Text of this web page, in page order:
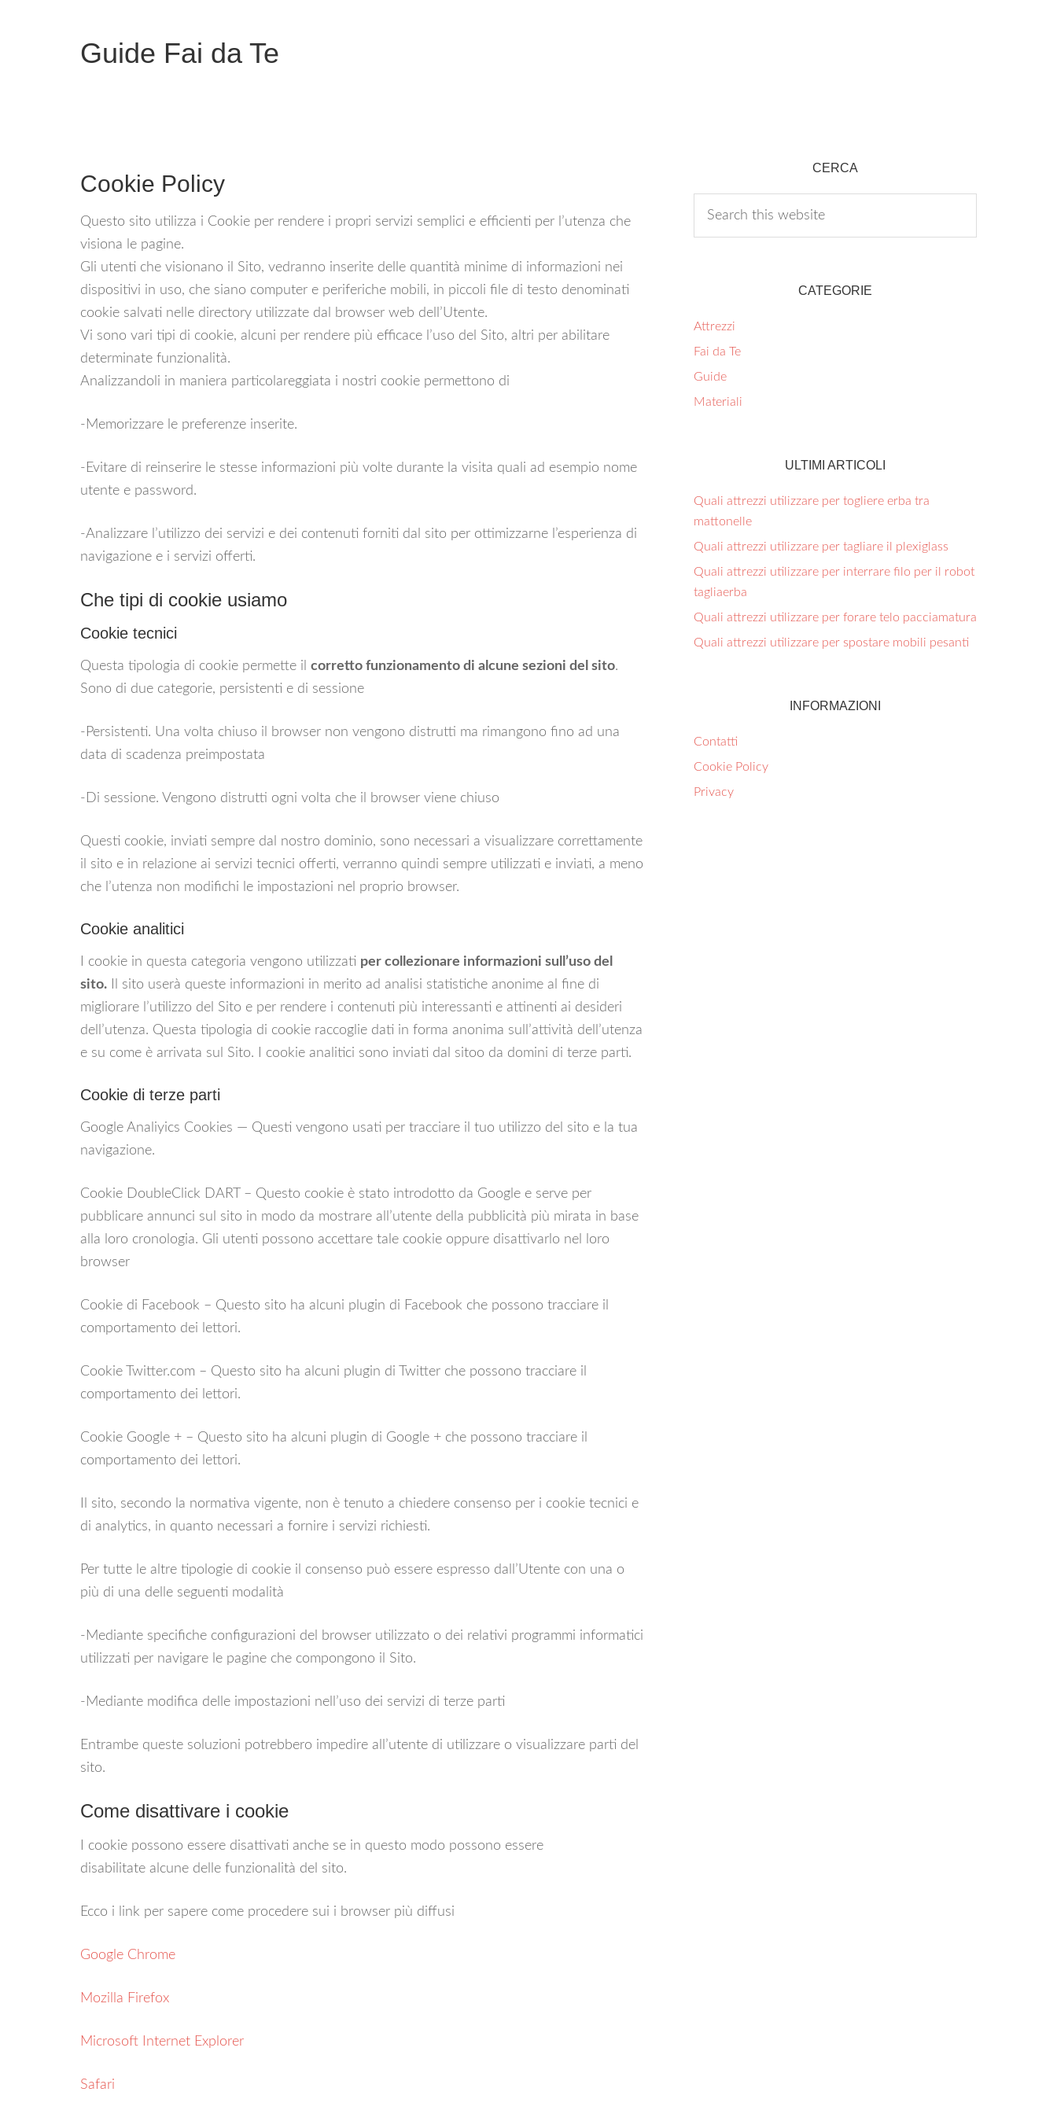
Guide Fai da Te
Cookie Policy
Questo sito utilizza i Cookie per rendere i propri servizi semplici e efficienti per l’utenza che
visiona le pagine.
Gli utenti che visionano il Sito, vedranno inserite delle quantità minime di informazioni nei
dispositivi in uso, che siano computer e periferiche mobili, in piccoli file di testo denominati
cookie salvati nelle directory utilizzate dal browser web dell’Utente.
Vi sono vari tipi di cookie, alcuni per rendere più efficace l’uso del Sito, altri per abilitare
determinate funzionalità.
Analizzandoli in maniera particolareggiata i nostri cookie permettono di
-Memorizzare le preferenze inserite.
-Evitare di reinserire le stesse informazioni più volte durante la visita quali ad esempio nome
utente e password.
-Analizzare l’utilizzo dei servizi e dei contenuti forniti dal sito per ottimizzarne l’esperienza di
navigazione e i servizi offerti.
Che tipi di cookie usiamo
Cookie tecnici
Questa tipologia di cookie permette il corretto funzionamento di alcune sezioni del sito.
Sono di due categorie, persistenti e di sessione
-Persistenti. Una volta chiuso il browser non vengono distrutti ma rimangono fino ad una
data di scadenza preimpostata
-Di sessione. Vengono distrutti ogni volta che il browser viene chiuso
Questi cookie, inviati sempre dal nostro dominio, sono necessari a visualizzare correttamente
il sito e in relazione ai servizi tecnici offerti, verranno quindi sempre utilizzati e inviati, a meno
che l’utenza non modifichi le impostazioni nel proprio browser.
Cookie analitici
I cookie in questa categoria vengono utilizzati per collezionare informazioni sull’uso del
sito. Il sito userà queste informazioni in merito ad analisi statistiche anonime al fine di
migliorare l’utilizzo del Sito e per rendere i contenuti più interessanti e attinenti ai desideri
dell’utenza. Questa tipologia di cookie raccoglie dati in forma anonima sull’attività dell’utenza
e su come è arrivata sul Sito. I cookie analitici sono inviati dal sitoo da domini di terze parti.
Cookie di terze parti
Google Analiyics Cookies — Questi vengono usati per tracciare il tuo utilizzo del sito e la tua
navigazione.
Cookie DoubleClick DART – Questo cookie è stato introdotto da Google e serve per
pubblicare annunci sul sito in modo da mostrare all’utente della pubblicità più mirata in base
alla loro cronologia. Gli utenti possono accettare tale cookie oppure disattivarlo nel loro
browser
Cookie di Facebook – Questo sito ha alcuni plugin di Facebook che possono tracciare il
comportamento dei lettori.
Cookie Twitter.com – Questo sito ha alcuni plugin di Twitter che possono tracciare il
comportamento dei lettori.
Cookie Google + – Questo sito ha alcuni plugin di Google + che possono tracciare il
comportamento dei lettori.
Il sito, secondo la normativa vigente, non è tenuto a chiedere consenso per i cookie tecnici e
di analytics, in quanto necessari a fornire i servizi richiesti.
Per tutte le altre tipologie di cookie il consenso può essere espresso dall’Utente con una o
più di una delle seguenti modalità
-Mediante specifiche configurazioni del browser utilizzato o dei relativi programmi informatici
utilizzati per navigare le pagine che compongono il Sito.
-Mediante modifica delle impostazioni nell’uso dei servizi di terze parti
Entrambe queste soluzioni potrebbero impedire all’utente di utilizzare o visualizzare parti del
sito.
Come disattivare i cookie
I cookie possono essere disattivati anche se in questo modo possono essere
disabilitate alcune delle funzionalità del sito.
Ecco i link per sapere come procedere sui i browser più diffusi
Google Chrome
Mozilla Firefox
Microsoft Internet Explorer
Safari
CERCA
CATEGORIE
Attrezzi
Fai da Te
Guide
Materiali
ULTIMI ARTICOLI
Quali attrezzi utilizzare per togliere erba tra
mattonelle​
Quali attrezzi utilizzare per tagliare il plexiglass​
Quali attrezzi utilizzare per interrare filo per il robot
tagliaerba​
Quali attrezzi utilizzare per forare telo pacciamatura​
Quali attrezzi utilizzare per spostare mobili pesanti​
INFORMAZIONI
Contatti
Cookie Policy
Privacy